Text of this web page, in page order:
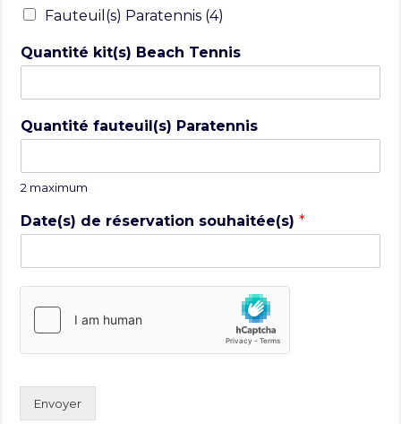
Fauteuil(s) Paratennis (4)
Quantité kit(s) Beach Tennis
Quantité fauteuil(s) Paratennis
2 maximum
Date(s) de réservation souhaitée(s)*
Envoyer